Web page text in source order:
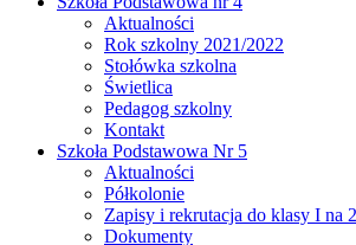
Aktualności
Rok szkolny 2021/2022
Stołówka szkolna
Świetlica
Pedagog szkolny
Kontakt
Szkoła Podstawowa Nr 5
Aktualności
Półkolonie
Zapisy i rekrutacja do klasy I na
Dokumenty